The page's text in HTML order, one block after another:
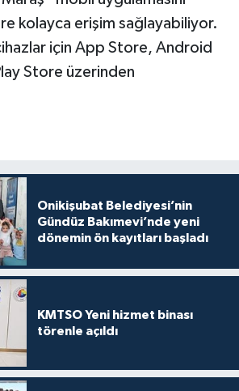
kolayca erişim sağlayabiliyor.
için App Store, Android
Store üzerinden
Onikişubat Belediyesi’nin
Gündüz Bakımevi’nde yeni
dönemin ön kayıtları başladı
KMTSO Yeni hizmet binası
törenle açıldı